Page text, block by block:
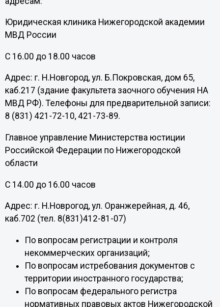
Юридическая клиника Нижегородской академии
МВД России
С 16.00 до 18.00 часов
Адрес: г. Н.Новгород, ул. Б.Покровская, дом 65,
каб.217 (здание факультета заочного обучения НА
МВД РФ). Телефоны для предварительной записи:
8 (831) 421-72-10, 421-73-89.
Главное управление Министерства юстиции
Российской Федерации по Нижегородской
области
С 14.00 до 16.00 часов
Адрес: г. Н.Новрогод, ул. Оранжерейная, д. 46,
каб.702 (тел. 8(831)412-81-07)
По вопросам регистрации и контроля
некоммерческих организаций;
По вопросам истребования документов с
территории иностранного государства;
По вопросам федерального регистра
нормативных правовых актов Нижегородской